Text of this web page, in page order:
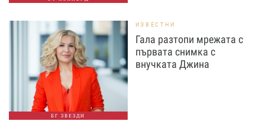
БГ ЗВЕЗДИ
ИЗВЕСТНИ
Гала разтопи мрежата с
първата снимка с
внучката Джина